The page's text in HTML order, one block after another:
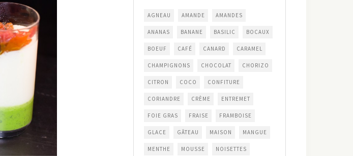
AGNEAU AMANDE AMANDES
ANANAS BANANE BASILIC BOCAUX
BOEUF CAFÉ CANARD CARAMEL
CHAMPIGNONS CHOCOLAT CHORIZO
CITRON COCO CONFITURE
CORIANDRE CRÈME ENTREMET
FOIE GRAS FRAISE FRAMBOISE
GLACE GÂTEAU MAISON MANGUE
MENTHE MOUSSE NOISETTES